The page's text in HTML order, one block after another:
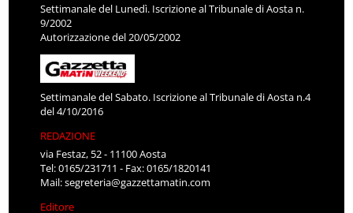
Settimanale del Lunedì. Iscrizione al Tribunale di Aosta n.
9/2002
Autorizzazione del 20/05/2002
Settimanale del Sabato. Iscrizione al Tribunale di Aosta n.4
del 4/10/2016
REDAZIONE
via Festaz, 52 - 11100 Aosta
Tel: 0165/231711 - Fax: 0165/1820141
Mail:segreteria@gazzettamatin.com
Editore